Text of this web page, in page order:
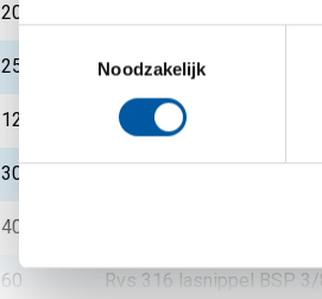
Noodzakelijk
Rvs 316 lasnippel BSP
Rvs 316 lasnippel BSP 3/
Rvs 316 lasnippel BSP